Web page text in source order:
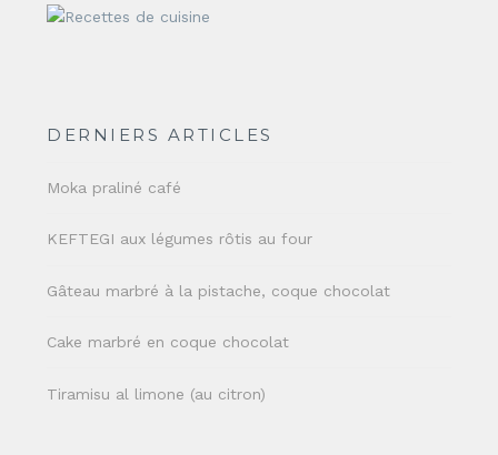
DERNIERS ARTICLES
Moka praliné café
KEFTEGI aux légumes rôtis au four
Gâteau marbré à la pistache, coque chocolat
Cake marbré en coque chocolat
Tiramisu al limone (au citron)